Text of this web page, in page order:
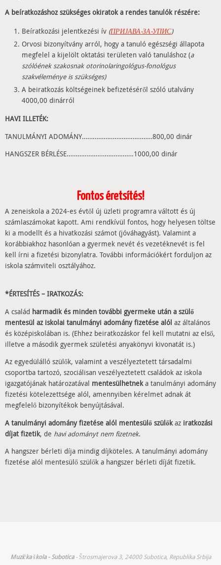
A beíratkozáshoz szükséges okiratok a rendes tanulók részére:
Beíratkozási jelentkezési ív (ПРИЈАВА-ЗА-УПИС)
Orvosi bizonyítvány arról, hogy a tanuló egészségi állapota
megfelel a kijelölt oktatási területen való tanuláshoz (a
szólóének szakosnak otorinolaringológus-fonológus
szakvéleménye is szükséges)
A beiratkozás költségeinek befizetéséről szóló utalvány
4000,00 dinárról
HAVI ILLETÉK:
TANULMÁNYI ADOMÁNY…………………………………800,00 dinár
HANGSZER BÉRLÉSE……………………………….1000,00 dinár
Fontos éretsítés!
A zeneiskola a 2024-es évtől új üzleti programra váltott és új
számlaszámokat kapott. Ami rendkívül fontos, hogy helyesen töltse
ki a modellt és a hivatkozási számot (jóváhagyást). Valamint a
korábbiakhoz hasonlóan a gyermek nevét és vezetéknevét is fel
kell írni a fizetési bizonylatra. További információkért forduljon az
iskola számviteli osztályához.
*ÉRTESÍTÉS – IRATKOZÁS:
A család harmadik és minden további gyermeke után a szülő
mentesül az iskolai tanulmányi adomány fizetése alól az általános
és középiskolában is. (Ehhez beiratkozáskor fel kell mutatni az első,
illetve a második gyermek születési anyakönyvi kivonatát is.)
Az egyedülálló szülők, valamint a veszélyeztetett társadalmi
csoportba tartozó, szociálisan veszélyeztetett családok az iskola
igazgatójának határozatával mentesülhetneka tanulmányi adomány
fizetési kötelezettsége alól, amennyiben kérelmet adnak át
megfelelő bizonyítékok benyújtásával.
A tanulmányi adomány fizetése alól mentesülő szülőkaz iratkozási
díjat fizetik, de havi adományt nem fizetnek.
A hangszer bérleti díja mindig díjköteles. A tanulmányi adomány
fizetése alól mentesülő szülők a hangszer bérleti díját fizetik.
Muzička škola - Subotica- Štrosmajerova 3, 24000 Subotica, Republika Srbija